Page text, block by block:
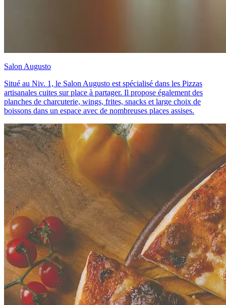
Salon Augusto
Situé au Niv. 1, le Salon Augusto est spécialisé dans les Pizzas
artisanales cuites sur place à partager. Il propose également des
planches de charcuterie, wings, frites, snacks et large choix de
boissons dans un espace avec de nombreuses places assises.